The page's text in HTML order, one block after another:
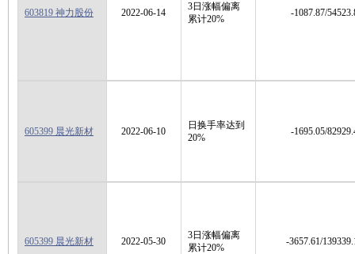
603819 神力股份 2022-06-14
3日涨幅偏离
累计20%
-1087.87/
605399 晨光新材 2022-06-10
日换手率达到
20%
-1695.05/
605399 晨光新材 2022-05-30
3日涨幅偏离
累计20%
-3657.61/